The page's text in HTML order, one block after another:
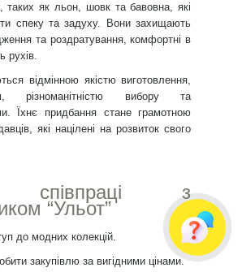
таких як льон, шовк та бавовна, які
спеку та задуху. Вони захищають
та роздратування, комфортні в
рухів.
відмінною якістю виготовлення,
різноманітністю вибору та
Їхнє придбання стане грамотною
які націлені на розвиток свого
співпраці з
“Ульот”
до модних колекцій.
закупівлю за вигідними цінами.